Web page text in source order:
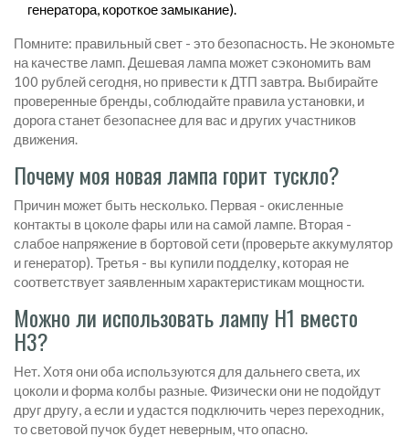
генератора, короткое замыкание).
Помните: правильный свет - это безопасность. Не экономьте
на качестве ламп. Дешевая лампа может сэкономить вам
100 рублей сегодня, но привести к ДТП завтра. Выбирайте
проверенные бренды, соблюдайте правила установки, и
дорога станет безопаснее для вас и других участников
движения.
Почему моя новая лампа горит тускло?
Причин может быть несколько. Первая - окисленные
контакты в цоколе фары или на самой лампе. Вторая -
слабое напряжение в бортовой сети (проверьте аккумулятор
и генератор). Третья - вы купили подделку, которая не
соответствует заявленным характеристикам мощности.
Можно ли использовать лампу H1 вместо
H3?
Нет. Хотя они оба используются для дальнего света, их
цоколи и форма колбы разные. Физически они не подойдут
друг другу, а если и удастся подключить через переходник,
то световой пучок будет неверным, что опасно.